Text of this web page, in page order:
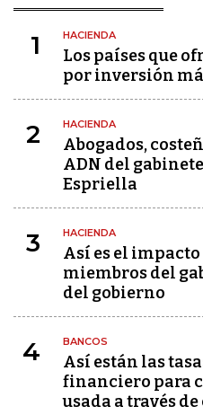
1 HACIENDA
Los países que
por inversión
2 HACIENDA
Abogados,
ADN del
Espriella
3 HACIENDA
Así es el
miembros del
del gobierno
4 BANCOS
Así están las
financiero para
usada a través